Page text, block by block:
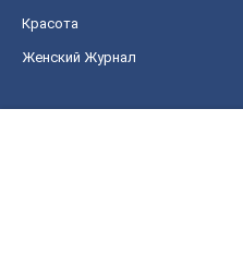
Красота
Женский Журнал